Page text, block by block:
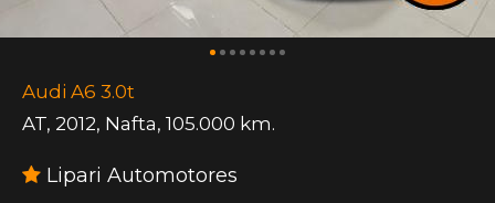
Audi A6 3.0t
AT, 2012, Nafta, 105.000 km.
Lipari Automotores